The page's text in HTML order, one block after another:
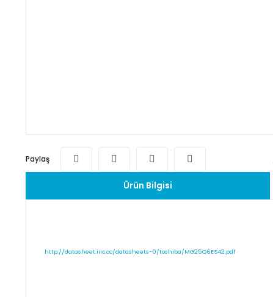
Paylaş
Ürün Bilgisi
http://datasheet.iiic.cc/datasheets-0/toshiba/MG25Q6ES42.pdf